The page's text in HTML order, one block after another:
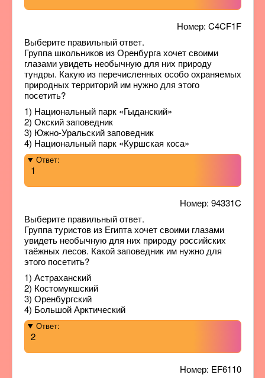
Номер: C4CF1F
Выберите правильный ответ.
Группа школьников из Оренбурга хочет своими
глазами увидеть необычную для них природу
тундры. Какую из перечисленных особо охраняемых
природных территорий им нужно для этого
посетить?
1) Национальный парк «Гыданский»
2) Окский заповедник
3) Южно-Уральский заповедник
4) Национальный парк «Куршская коса»
Ответ:
1
Номер: 94331C
Выберите правильный ответ.
Группа туристов из Египта хочет своими глазами
увидеть необычную для них природу российских
таёжных лесов. Какой заповедник им нужно для
этого посетить?
1) Астраханский
2) Костомукшский
3) Оренбургский
4) Большой Арктический
Ответ:
2
Номер: EF6110